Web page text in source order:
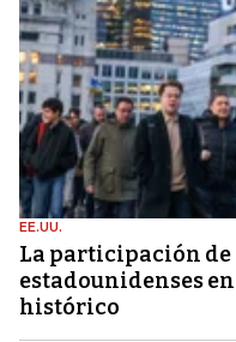
EE.UU.
La participación de
estadounidenses
histórico